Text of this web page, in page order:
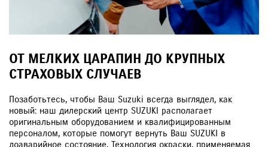
ОТ МЕЛКИХ ЦАРАПИН ДО КРУПНЫХ
СТРАХОВЫХ СЛУЧАЕВ
Позаботьтесь, чтобы Ваш Suzuki всегда выглядел, как
новый: наш дилерский центр SUZUKI располагает
оригинальным оборудованием и квалифицированным
персоналом, которые помогут вернуть Ваш SUZUKI в
доаварийное состояние. Технология окраски, применяемая